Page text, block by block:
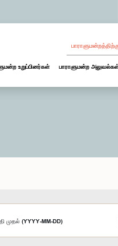
உறுப்பினர்கள் பாராளுமன்ற
முதல் (YYYY-MM-DD)